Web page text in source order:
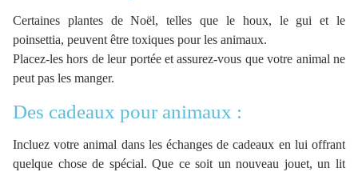
Certaines plantes de Noël, telles que le houx, le gui et le
poinsettia, peuvent être toxiques pour les animaux.
Placez-les hors de leur portée et assurez-vous que votre animal ne
peut pas les manger.
Des cadeaux pour animaux :
Incluez votre animal dans les échanges de cadeaux en lui offrant
quelque chose de spécial. Que ce soit un nouveau jouet, un lit